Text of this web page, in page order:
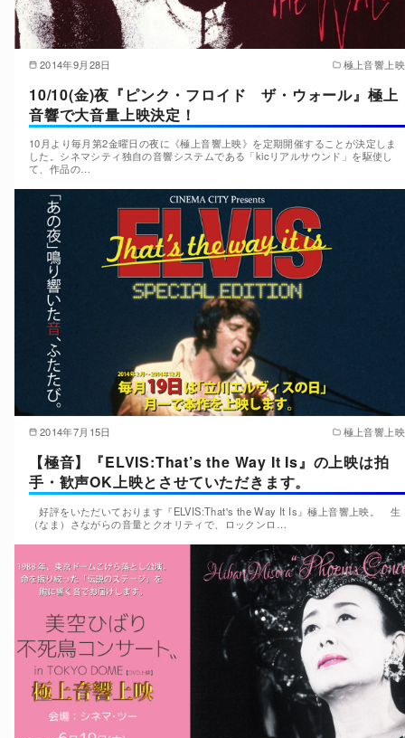
2014年9月28日 極上音響上映
10/10(金)夜『ピンク・フロイド ザ・ウォール』極上
音響で大音量上映決定！
10月より毎月第2金曜日の夜に《極上音響上映》を定期開催することが決定しま
した。シネマシティ独自の音響システムである「kicリアルサウンド」を駆使し
て、作品の…
2014年7月15日 極上音響上映
【極音】『ELVIS:That’s the Way It Is』の上映は拍
手・歓声OK上映とさせていただきます。
好評をいただいております『ELVIS:That's the Way It Is』極上音響上映。 生
（なま）さながらの音量とクオリティで、ロックンロ…